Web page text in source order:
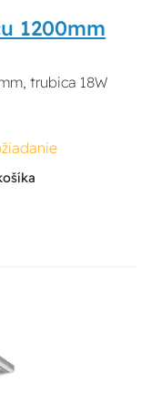
1200mm
trubica 18W